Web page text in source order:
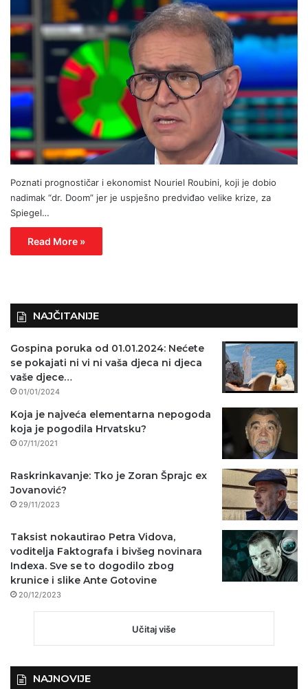
Poznati prognostičar i ekonomist Nouriel Roubini, koji je dobio
nadimak “dr. Doom” jer je uspješno predviđao velike krize, za
Spiegel…
Read More »
NAJČITANIJE
Gospina poruka od 01.01.2024: Nećete
se pokajati ni vi ni vaša djeca ni djeca
vaše djece…
01/01/2024
Koja je najveća elementarna nepogoda
koja je pogodila Hrvatsku?
07/11/2021
Raskrinkavanje: Tko je Zoran Šprajc ex
Jovanović?
29/11/2023
Taksist nokautirao Petra Vidova,
voditelja Faktografa i bivšeg novinara
Indexa. Sve se to dogodilo zbog
krunice i slike Ante Gotovine
20/12/2023
Učitaj više
NAJNOVIJE